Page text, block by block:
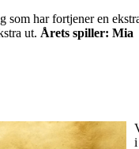
som har fortjener en
ut. Årets spiller: Mia
i